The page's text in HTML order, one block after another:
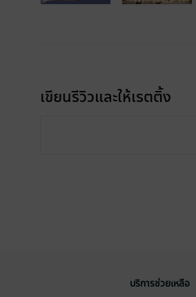
เขียนรีวิวและให้เรตติ้ง
บริการช่วยเหลือ